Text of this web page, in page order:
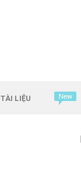
TÀI LIỆU